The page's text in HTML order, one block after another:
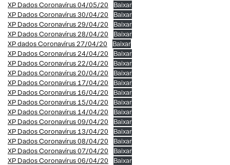
XP Dados Coronavírus 04/05/20
Baixar
XP Dados Coronavírus 30/04/20
Baixar
XP Dados Coronavírus 29/04/20
Baixar
XP Dados Coronavírus 28/04/20
Baixar
XP dados Coronavírus 27/04/20
Baixar
XP Dados Coronavírus 24/04/20
Baixar
XP Dados Coronavírus 22/04/20
Baixar
XP Dados Coronavírus 20/04/20
Baixar
XP Dados Coronavírus 17/04/20
Baixar
XP Dados Coronavírus 16/04/20
Baixar
XP Dados Coronavírus 15/04/20
Baixar
XP Dados Coronavírus 14/04/20
Baixar
XP Dados Coronavírus 09/04/20
Baixar
XP Dados Coronavírus 13/04/20
Baixar
XP Dados Coronavírus 08/04/20
Baixar
XP Dados Coronavírus 07/04/20
Baixar
XP Dados Coronavírus 06/04/20
Baixar